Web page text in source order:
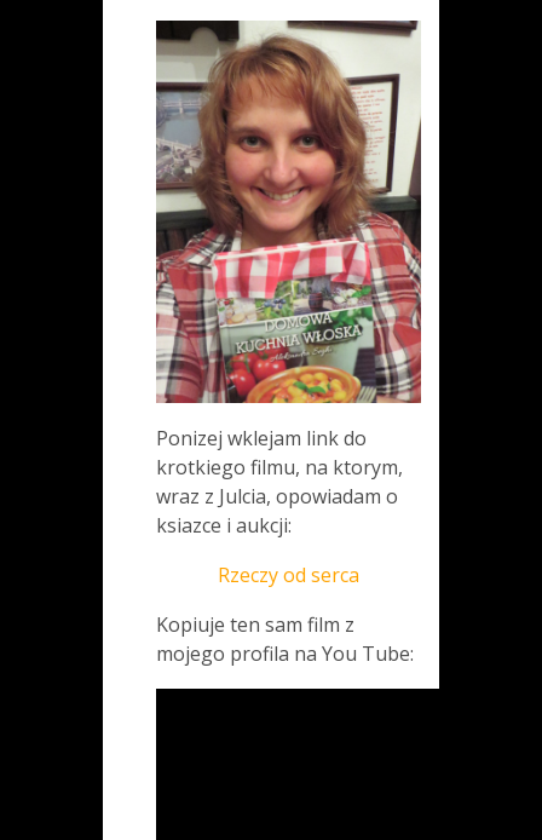
Ponizej wklejam link do
krotkiego filmu, na ktorym,
wraz z Julcia, opowiadam o
ksiazce i aukcji:
Rzeczy od serca
Kopiuje ten sam film z
mojego profila na You Tube: